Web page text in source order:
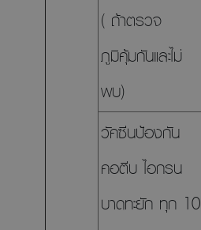
( ถ้าตรวจ
ภูมิคุ้มกันและไม่
พบ)
วัคซีนป้องกัน
คอตีบ ไอกรน
บาดทะยัก ทุก 10